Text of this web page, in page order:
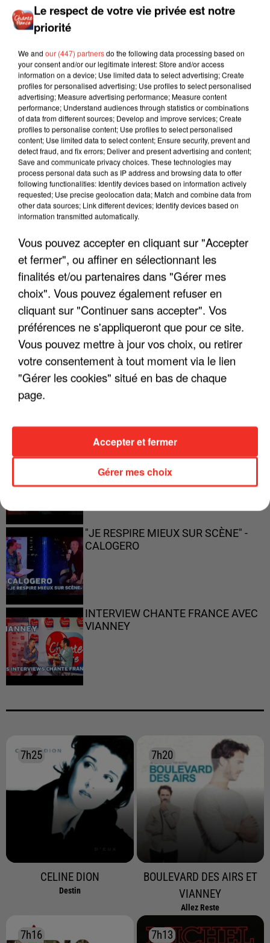
LES INTERVIEWS CHANTE
FRANCE
Voir plus
"JE SUIS À DISPOSITION DES
ENFOIRÉS"
"ON A TOUS LE TRAC"
PARFAITS"
"JE RESPIRE MIEUX SUR SCÈNE" -
CALOGERO
INTERVIEW CHANTE FRANCE AVEC
VIANNEY
7h25
7h25
CELINE DION
Destin
7h20
7h20
BOULEVARD DES AIRS ET
VIANNEY
Allez Reste
7h16
7h16 7h13
7h13
Le respect de votre vie privée est notre
priorité
We and our (447) partnersdo the following data processing based on
your consent and/or our legitimate interest: Store and/or access
information on a device; Use limited data to select advertising; Create
profiles for personalised advertising; Use profiles to select personalised
advertising; Measure advertising performance; Measure content
performance; Understand audiences through statistics or combinations
of data from different sources; Develop and improve services; Create
profiles to personalise content; Use profiles to select personalised
content; Use limited data to select content; Ensure security, prevent and
detect fraud, and fix errors; Deliver and present advertising and content;
Save and communicate privacy choices. These technologies may
process personal data such as IP address and browsing data to offer
following functionalities: Identify devices based on information actively
requested; Use precise geolocation data; Match and combine data from
other data sources; Link different devices; Identify devices based on
information transmitted automatically.
Vous pouvez accepter en cliquant sur "Accepter
et fermer", ou affiner en sélectionnant les
finalités et/ou partenaires dans "Gérer mes
choix". Vous pouvez également refuser en
cliquant sur "Continuer sans accepter". Vos
préférences ne s'appliqueront que pour ce site.
Vous pouvez mettre à jour vos choix, ou retirer
votre consentement à tout moment via le lien
"Gérer les cookies" situé en bas de chaque
page.
Gérer mes choix
Accepter et fermer